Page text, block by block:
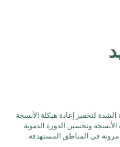
لتحفيز إعادة هيكلة الأنسجة
وتحسين الدورة الدموية
في المناطق المستهدفة.